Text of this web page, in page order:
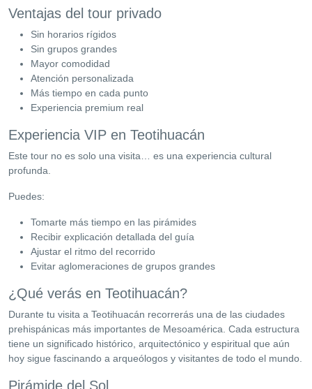
Ventajas del tour privado
Sin horarios rígidos
Sin grupos grandes
Mayor comodidad
Atención personalizada
Más tiempo en cada punto
Experiencia premium real
Experiencia VIP en Teotihuacán
Este tour no es solo una visita… es una experiencia cultural
profunda.
Puedes:
Tomarte más tiempo en las pirámides
Recibir explicación detallada del guía
Ajustar el ritmo del recorrido
Evitar aglomeraciones de grupos grandes
¿Qué verás en Teotihuacán?
Durante tu visita a Teotihuacán recorrerás una de las ciudades
prehispánicas más importantes de Mesoamérica. Cada estructura
tiene un significado histórico, arquitectónico y espiritual que aún
hoy sigue fascinando a arqueólogos y visitantes de todo el mundo.
Pirámide del Sol